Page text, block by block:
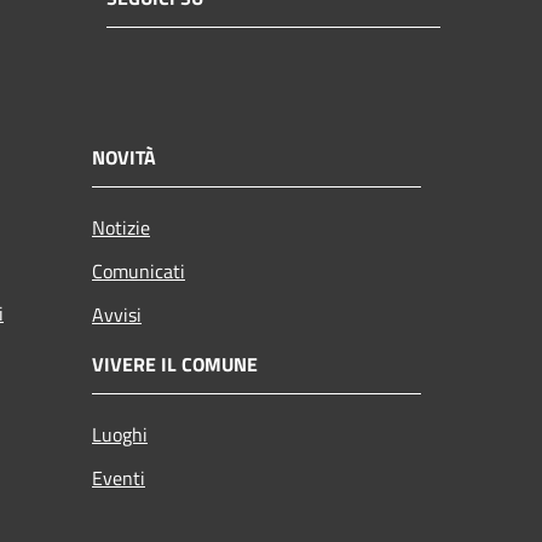
NOVITÀ
Notizie
Comunicati
Avvisi
VIVERE IL COMUNE
Luoghi
Eventi